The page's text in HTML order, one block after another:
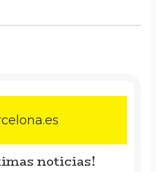
noticias!